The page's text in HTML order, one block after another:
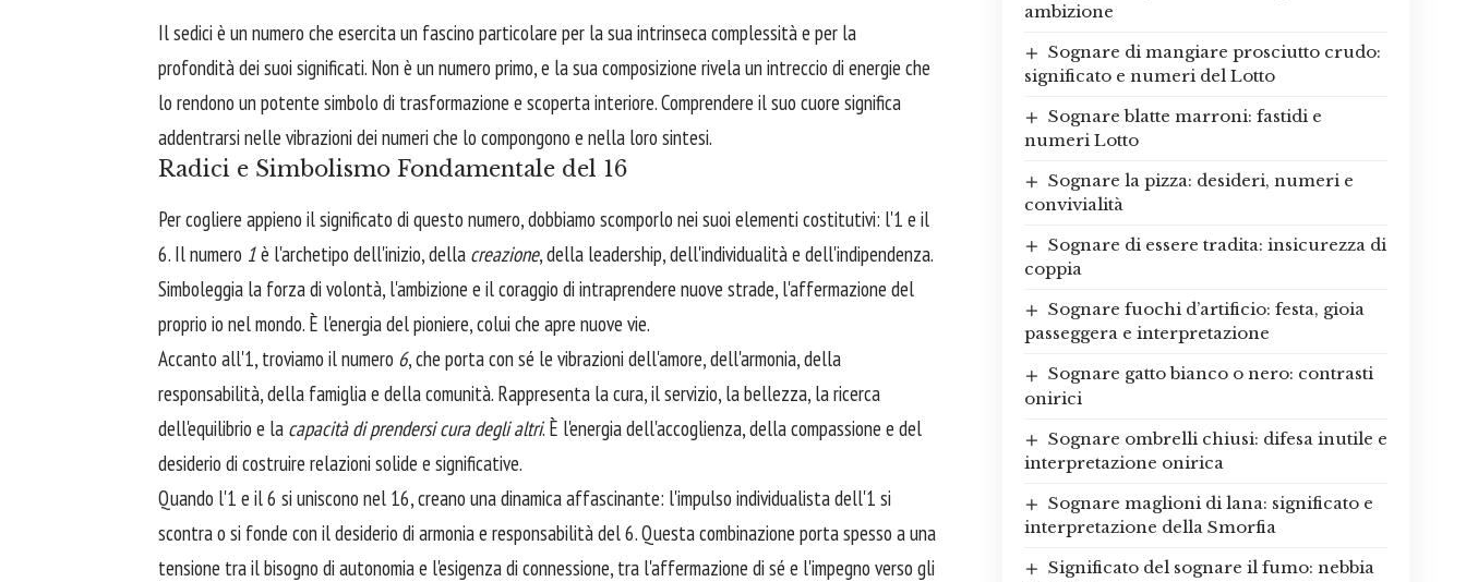
Il sedici è un numero che esercita un fascino particolare per la sua intrinseca complessità e per la
profondità dei suoi significati. Non è un numero primo, e la sua composizione rivela un intreccio di energie che
lo rendono un potente simbolo di trasformazione e scoperta interiore. Comprendere il suo cuore significa
addentrarsi nelle vibrazioni dei numeri che lo compongono e nella loro sintesi.
Radici e Simbolismo Fondamentale del 16
Per cogliere appieno il significato di questo numero, dobbiamo scomporlo nei suoi elementi costitutivi: l'1 e il
6. Il numero 1è l'archetipo dell'inizio, della creazione, della leadership, dell'individualità e dell'indipendenza.
Simboleggia la forza di volontà, l'ambizione e il coraggio di intraprendere nuove strade, l'affermazione del
proprio io nel mondo. È l'energia del pioniere, colui che apre nuove vie.
Accanto all'1, troviamo il numero 6, che porta con sé le vibrazioni dell'amore, dell'armonia, della
responsabilità, della famiglia e della comunità. Rappresenta la cura, il servizio, la bellezza, la ricerca
dell'equilibrio e la capacità di prendersi cura degli altri. È l'energia dell'accoglienza, della compassione e del
desiderio di costruire relazioni solide e significative.
Quando l'1 e il 6 si uniscono nel 16, creano una dinamica affascinante: l'impulso individualista dell'1 si
scontra o si fonde con il desiderio di armonia e responsabilità del 6. Questa combinazione porta spesso a una
tensione tra il bisogno di autonomia e l'esigenza di connessione, tra l'affermazione di sé e l'impegno verso gli
ambizione
Sognare di mangiare prosciutto crudo:
significato e numeri del Lotto
Sognare blatte marroni: fastidi e
numeri Lotto
Sognare la pizza: desideri, numeri e
convivialità
Sognare di essere tradita: insicurezza di
coppia
Sognare fuochi d’artificio: festa, gioia
passeggera e interpretazione
Sognare gatto bianco o nero: contrasti
onirici
Sognare ombrelli chiusi: difesa inutile e
interpretazione onirica
Sognare maglioni di lana: significato e
interpretazione della Smorfia
Significato del sognare il fumo: nebbia